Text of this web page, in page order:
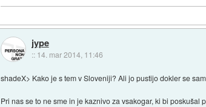
jype
:: 14. mar 2014, 11:46
shadeX> Kako je s tem v Sloveniji? Ali jo pustijo dokler se
Pri nas se to ne sme in je kaznivo za vsakogar, ki bi